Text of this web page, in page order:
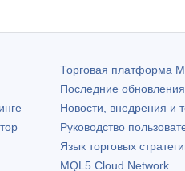
Торговая платформа
Последние обновления
Новости, внедрения и
Руководство
Язык торговых
MQL5 Cloud Network